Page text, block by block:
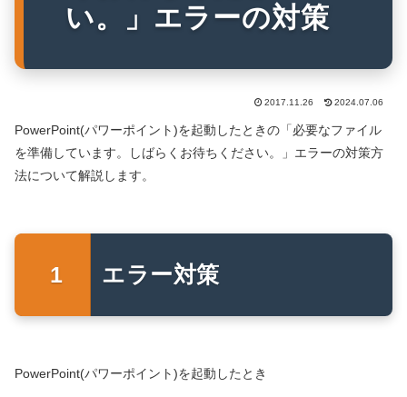
い。」エラーの対策
2017.11.26 2024.07.06
PowerPoint(パワーポイント)を起動したときの「必要なファイル
を準備しています。しばらくお待ちください。」エラーの対策方
法について解説します。
エラー対策
PowerPoint(パワーポイント)を起動したとき